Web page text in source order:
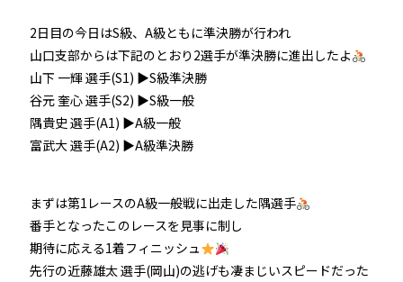
崖っぷちのK（穴予想）
Kの地元推し！（地元予想）
非開催日の払戻し場所について
協賛レース募集
横断幕掲出について
防府競輪を予想するKとは？
防府競輪キャラクター
サイトポリシー
個人情報保護方針
防府競輪をお楽しみいただくために
車券の購入にのめり込む不安のある方のご相談
2日目の今日はS級、A級ともに準決勝が行われ
山口支部からは下記のとおり2選手が準決勝に進出したよ
山下 一輝 選手(S1) ▶S級準決勝
谷元 奎心 選手(S2) ▶S級一般
隅貴史 選手(A1) ▶A級一般
富武大 選手(A2) ▶A級準決勝
まずは第1レースのA級一般戦に出走した隅選手
番手となったこのレースを見事に制し
期待に応える1着フィニッシュ
先行の近藤雄太 選手(岡山)の逃げも凄まじいスピードだった